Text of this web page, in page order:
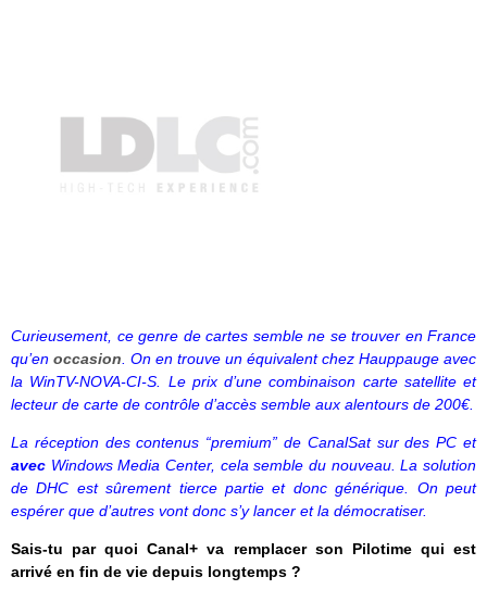
Curieusement, ce genre de cartes semble ne se trouver en France
qu’en occasion On en trouve un équivalent chez Hauppauge avec
la WinTV-NOVA-CI-S. Le prix d’une combinaison carte satellite et
lecteur de carte de contrôle d’accès semble aux alentours de 200€.
La réception des contenus “premium” de CanalSat sur des PC et
avec Windows Media Center, cela semble du nouveau. La solution
de DHC est sûrement tierce partie et donc générique. On peut
espérer que d’autres vont donc s’y lancer et la démocratiser.
Sais-tu par quoi Canal+ va remplacer son Pilotime qui est
arrivé en fin de vie depuis longtemps ?